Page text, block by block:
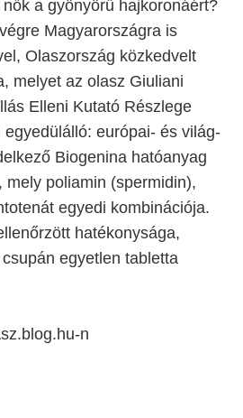
a gyönyörű hajkoronáért?
Magyarországra is
Olaszország közkedvelt
melyet az olasz Giuliani
Elleni Kutató Részlege
európai- és világ-
Biogenina hatóanyag
mely poliamin (spermidin),
egyedi kombinációja.
hatékonysága,
egyetlen tabletta
n